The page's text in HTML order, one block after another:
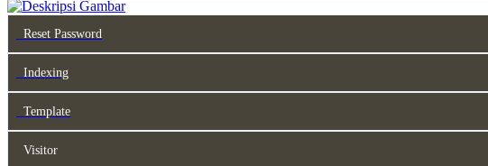
Reset Password
Indexing
Template
Visitor